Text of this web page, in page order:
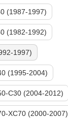
(1987-1997)
(1982-1992)
1997)
(1995-2004)
C30 (2004-2012)
XC70 (2000-2007)